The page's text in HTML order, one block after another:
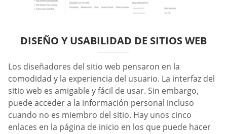
DISEÑO Y USABILIDAD DE SITIOS WEB
Los diseñadores del sitio web pensaron en la
comodidad y la experiencia del usuario. La interfaz del
sitio web es amigable y fácil de usar. Sin embargo,
puede acceder a la información personal incluso
cuando no es miembro del sitio. Hay unos cinco
enlaces en la página de inicio en los que puede hacer